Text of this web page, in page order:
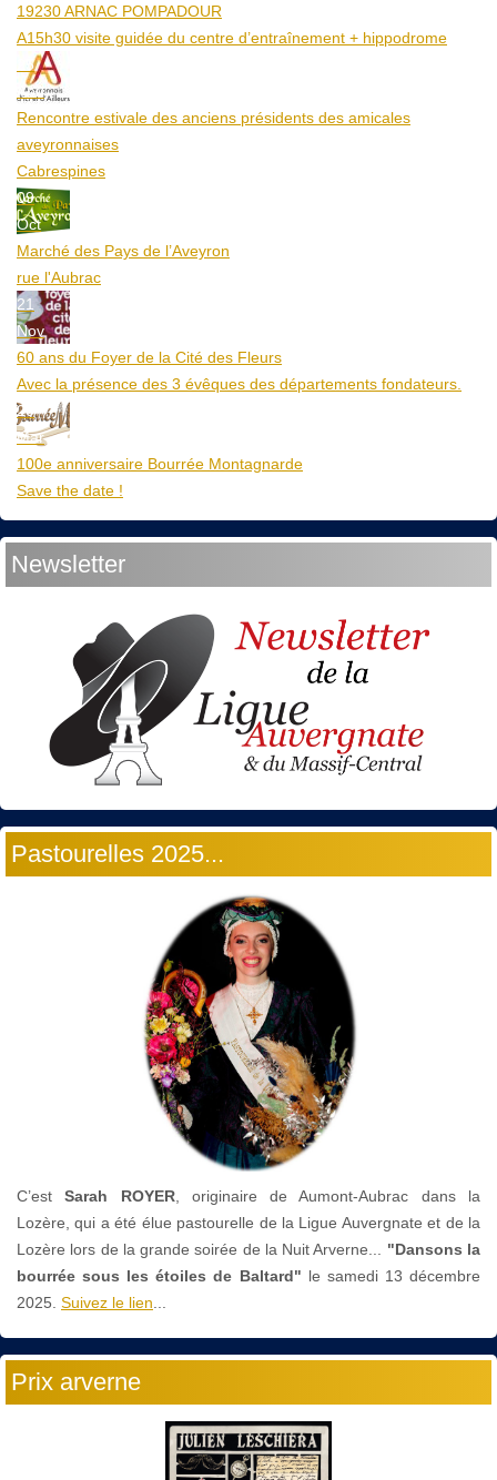
19230 ARNAC POMPADOUR
A15h30 visite guidée du centre d’entraînement + hippodrome
25
Aoû
Rencontre estivale des anciens présidents des amicales
aveyronnaises
Cabrespines
09
Oct
Marché des Pays de l’Aveyron
rue l'Aubrac
21
Nov
60 ans du Foyer de la Cité des Fleurs
Avec la présence des 3 évêques des départements fondateurs.
20
Mar
100e anniversaire Bourrée Montagnarde
Save the date !
Newsletter
Pastourelles 2025...
C’estSarah ROYER, originaire de Aumont-Aubrac dans la
Lozère, qui a été élue pastourelle de la Ligue Auvergnate et de la
Lozère lors de la grande soirée de la Nuit Arverne... "Dansons la
bourrée sous les étoiles de Baltard" le samedi 13 décembre
2025. Suivez le lien...
Prix arverne